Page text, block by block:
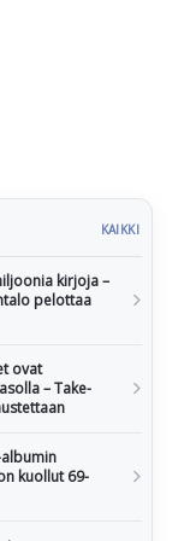
KAIKKI
kirjoja –
pelottaa
ovat
– Take-
kuollut 69-